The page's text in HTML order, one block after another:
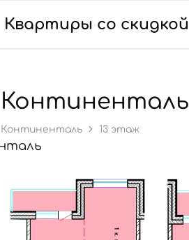
Квартиры со скидкой
13 этаж